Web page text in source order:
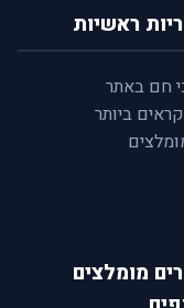
ראשיות
חם באתר
ביותר
מומלצים